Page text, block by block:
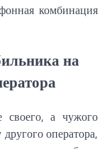
комбинация
на
своего, а чужого
оператора,